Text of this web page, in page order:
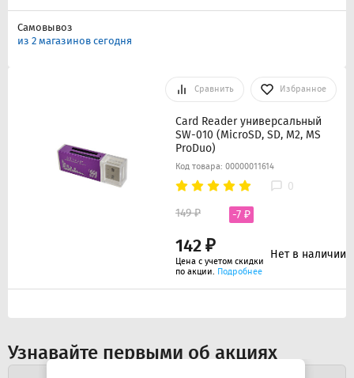
Самовывоз
из 2 магазинов сегодня
Сравнить Избранное
Card Reader универсальный
SW-010 (MicroSD, SD, M2, MS
ProDuo)
Код товара: 00000011614
0
142 ₽
149 ₽ -7 ₽
Цена с учетом скидки
по акции. Подробнее
Нет в наличии
Узнавайте первыми об акциях